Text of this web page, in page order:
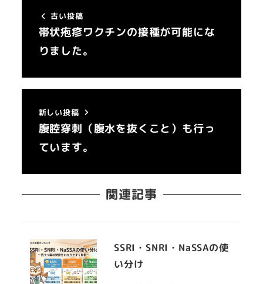
古い投稿
帯状疱疹ワクチンの接種が可能にな
りました。
新しい投稿
腹腔穿刺（腹水を抜くこと）も行っ
ています。
関連記事
SSRI・SNRI・NaSSAの使
い分け